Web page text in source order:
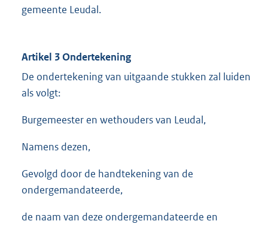
gemeente Leudal.
Artikel 3 Ondertekening
De ondertekening van uitgaande stukken zal luiden
als volgt:
Burgemeester en wethouders van Leudal,
Namens dezen,
Gevolgd door de handtekening van de
ondergemandateerde,
de naam van deze ondergemandateerde en